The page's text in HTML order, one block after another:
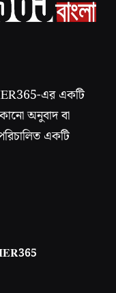
এর একটি
অনুবাদ বা
একটি